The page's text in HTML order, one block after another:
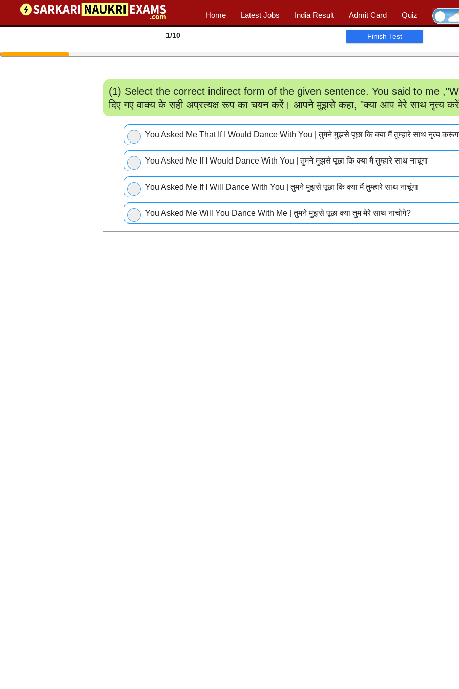
Home Latest Jobs India Result Admit Card
Quiz
📖 Quiz | Profile
1/10 Finish Test
(1) Select the correct indirect form of the given sentence. You said to me
दिए गए वाक्य के सही अप्रत्यक्ष रूप का चयन करें। आपने मुझसे कहा, "क्या आप मेरे साथ नृत्य
You Asked Me That If I Would Dance With You | तुमने मुझसे पूछा कि क्या मैं तुम्हारे साथ नृत्य
You Asked Me If I Would Dance With You | तुमने मुझसे पूछा कि क्या मैं तुम्हारे साथ नाचूंगा
You Asked Me If I Will Dance With You | तुमने मुझसे पूछा कि क्या मैं तुम्हारे साथ नाचूंगा
You Asked Me Will You Dance With Me | तुमने मुझसे पूछा क्या तुम मेरे साथ नाचोगे?